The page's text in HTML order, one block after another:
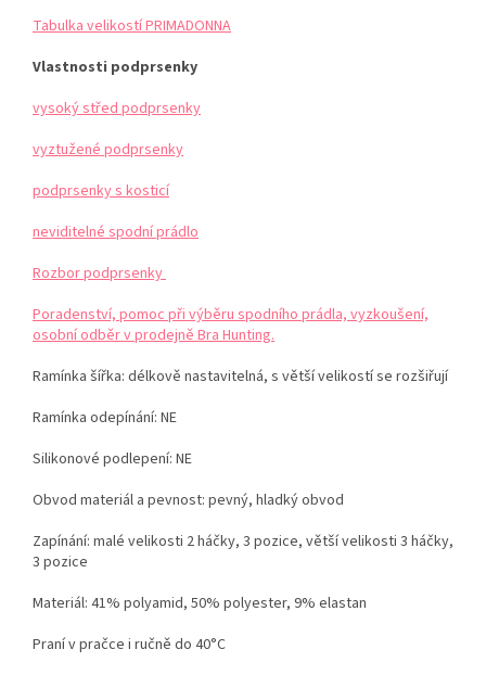
Tabulka velikostí PRIMADONNA
Vlastnosti podprsenky
vysoký střed podprsenky
vyztužené podprsenky
podprsenky s kosticí
neviditelné spodní prádlo
Rozbor podprsenky
Poradenství, pomoc při výběru spodního prádla, vyzkoušení,
osobní odběr v prodejně Bra Hunting.
Ramínka šířka: délkově nastavitelná, s větší velikostí se rozšiřují
Ramínka odepínání: NE
Silikonové podlepení: NE
Obvod materiál a pevnost: pevný, hladký obvod
Zapínání: malé velikosti 2 háčky, 3 pozice, větší velikosti 3 háčky,
3 pozice
Materiál: 41% polyamid, 50% polyester, 9% elastan
Praní v pračce i ručně do 40°C